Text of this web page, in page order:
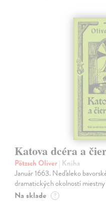
Katova dcéra a
Pötzsch Oliver| Kniha
Január 1663. Neďaleko
dramatických okolností
Na sklade ?